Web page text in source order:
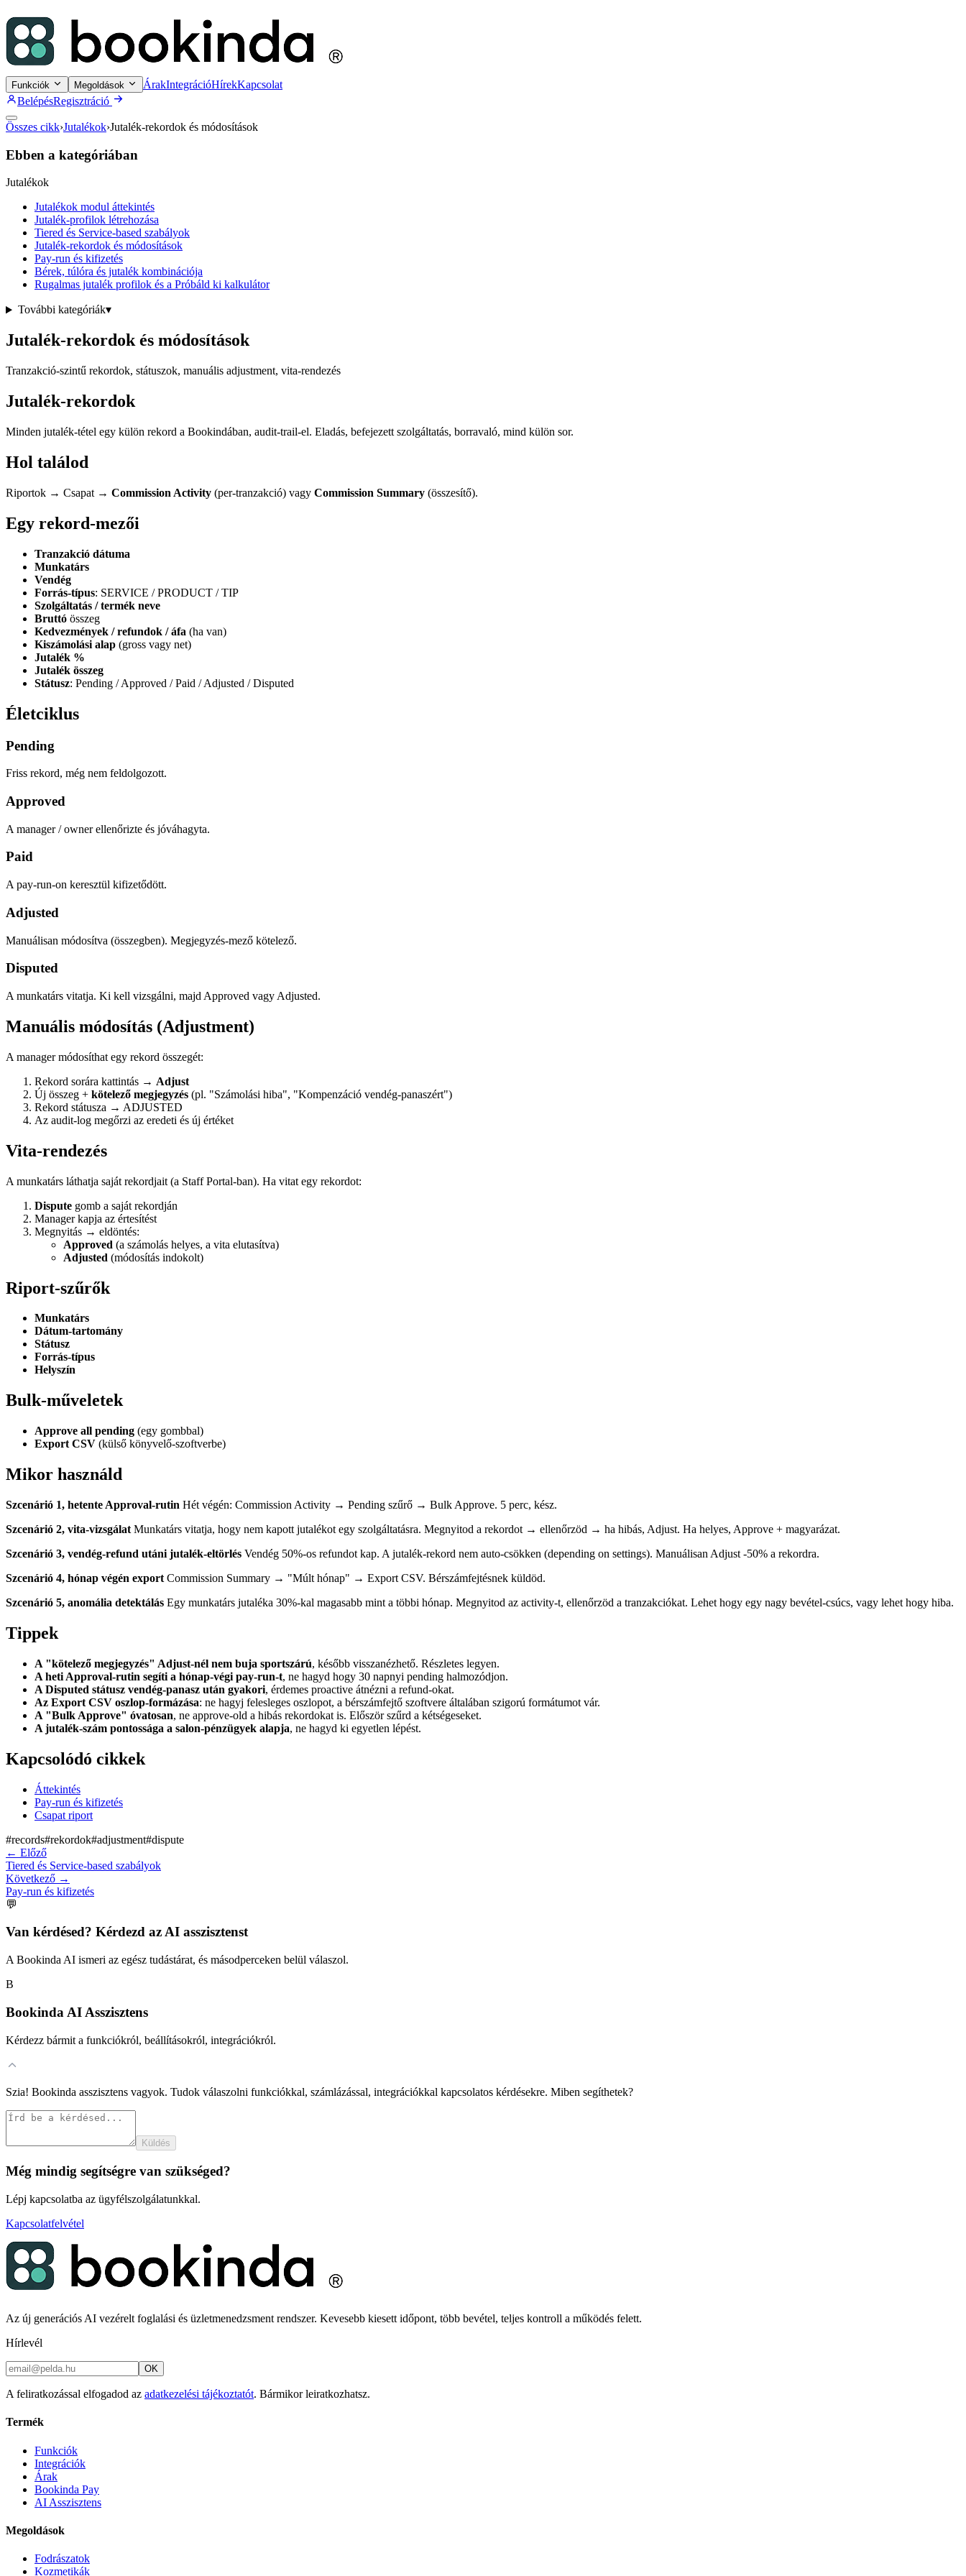
Funkciók Megoldások ÁrakIntegrációHírekKapcsolat
BelépésRegisztráció
Összes cikk›Jutalékok›Jutalék-rekordok és módosítások
Ebben a kategóriában
Jutalékok
Jutalékok modul áttekintés
Jutalék-profilok létrehozása
Tiered és Service-based szabályok
Jutalék-rekordok és módosítások
Pay-run és kifizetés
Bérek, túlóra és jutalék kombinációja
Rugalmas jutalék profilok és a Próbáld ki kalkulátor
További kategóriák▾
Jutalék-rekordok és módosítások
Tranzakció-szintű rekordok, státuszok, manuális adjustment, vita-rendezés
Jutalék-rekordok
Minden jutalék-tétel egy külön rekord a Bookindában, audit-trail-el. Eladás, befejezett szolgáltatás, borravaló, mind külön sor.
Hol találod
Riportok → Csapat → Commission Activity (per-tranzakció) vagy Commission Summary (összesítő).
Egy rekord-mezői
Tranzakció dátuma
Munkatárs
Vendég
Forrás-típus: SERVICE / PRODUCT / TIP
Szolgáltatás / termék neve
Bruttó összeg
Kedvezmények / refundok / áfa (ha van)
Kiszámolási alap (gross vagy net)
Jutalék %
Jutalék összeg
Státusz: Pending / Approved / Paid / Adjusted / Disputed
Életciklus
Pending
Friss rekord, még nem feldolgozott.
Approved
A manager / owner ellenőrizte és jóváhagyta.
Paid
A pay-run-on keresztül kifizetődött.
Adjusted
Manuálisan módosítva (összegben). Megjegyzés-mező kötelező.
Disputed
A munkatárs vitatja. Ki kell vizsgálni, majd Approved vagy Adjusted.
Manuális módosítás (Adjustment)
A manager módosíthat egy rekord összegét:
Rekord sorára kattintás → Adjust
Új összeg + kötelező megjegyzés (pl. "Számolási hiba", "Kompenzáció vendég-panaszért")
Rekord státusza → ADJUSTED
Az audit-log megőrzi az eredeti és új értéket
Vita-rendezés
A munkatárs láthatja saját rekordjait (a Staff Portal-ban). Ha vitat egy rekordot:
Dispute gomb a saját rekordján
Manager kapja az értesítést
Megnyitás → eldöntés:
Approved (a számolás helyes, a vita elutasítva)
Adjusted (módosítás indokolt)
Riport-szűrők
Munkatárs
Dátum-tartomány
Státusz
Forrás-típus
Helyszín
Bulk-műveletek
Approve all pending (egy gombbal)
Export CSV (külső könyvelő-szoftverbe)
Mikor használd
Szcenárió 1, hetente Approval-rutin Hét végén: Commission Activity → Pending szűrő → Bulk Approve. 5 perc, kész.
Szcenárió 2, vita-vizsgálat Munkatárs vitatja, hogy nem kapott jutalékot egy szolgáltatásra. Megnyitod a rekordot → ellenőrzöd → ha hibás, Adjust. Ha helyes, Approve + magyarázat.
Szcenárió 3, vendég-refund utáni jutalék-eltörlés Vendég 50%-os refundot kap. A jutalék-rekord nem auto-csökken (depending on settings). Manuálisan Adjust -50% a rekordra.
Szcenárió 4, hónap végén export Commission Summary → "Múlt hónap" → Export CSV. Bérszámfejtésnek küldöd.
Szcenárió 5, anomália detektálás Egy munkatárs jutaléka 30%-kal magasabb mint a többi hónap. Megnyitod az activity-t, ellenőrzöd a tranzakciókat. Lehet hogy egy nagy bevétel-csúcs, vagy lehet hogy hiba.
Tippek
A "kötelező megjegyzés" Adjust-nél nem buja sportszárú, később visszanézhető. Részletes legyen.
A heti Approval-rutin segíti a hónap-végi pay-run-t, ne hagyd hogy 30 napnyi pending halmozódjon.
A Disputed státusz vendég-panasz után gyakori, érdemes proactive átnézni a refund-okat.
Az Export CSV oszlop-formázása: ne hagyj felesleges oszlopot, a bérszámfejtő szoftvere általában szigorú formátumot vár.
A "Bulk Approve" óvatosan, ne approve-old a hibás rekordokat is. Először szűrd a kétségeseket.
A jutalék-szám pontossága a salon-pénzügyek alapja, ne hagyd ki egyetlen lépést.
Kapcsolódó cikkek
Áttekintés
Pay-run és kifizetés
Csapat riport
#records#rekordok#adjustment#dispute
← Előző
Tiered és Service-based szabályok
Következő →
Pay-run és kifizetés
💬
Van kérdésed? Kérdezd az AI asszisztenst
A Bookinda AI ismeri az egész tudástárat, és másodperceken belül válaszol.
B
Bookinda AI Asszisztens
Kérdezz bármit a funkciókról, beállításokról, integrációkról.
Szia! Bookinda asszisztens vagyok. Tudok válaszolni funkciókkal, számlázással, integrációkkal kapcsolatos kérdésekre. Miben segíthetek?
Küldés
Még mindig segítségre van szükséged?
Lépj kapcsolatba az ügyfélszolgálatunkkal.
Kapcsolatfelvétel
Az új generációs AI vezérelt foglalási és üzletmenedzsment rendszer. Kevesebb kiesett időpont, több bevétel, teljes kontroll a működés felett.
Hírlevél
OK
A feliratkozással elfogadod az adatkezelési tájékoztatót. Bármikor leiratkozhatsz.
Termék
Funkciók
Integrációk
Árak
Bookinda Pay
AI Asszisztens
Megoldások
Fodrászatok
Kozmetikák